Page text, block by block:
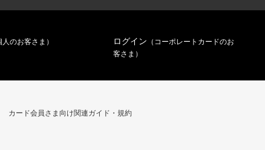
人のお客さま） ログイン （コーポレートカードのお
客さま）
カード会員さま向け関連ガイド・規約